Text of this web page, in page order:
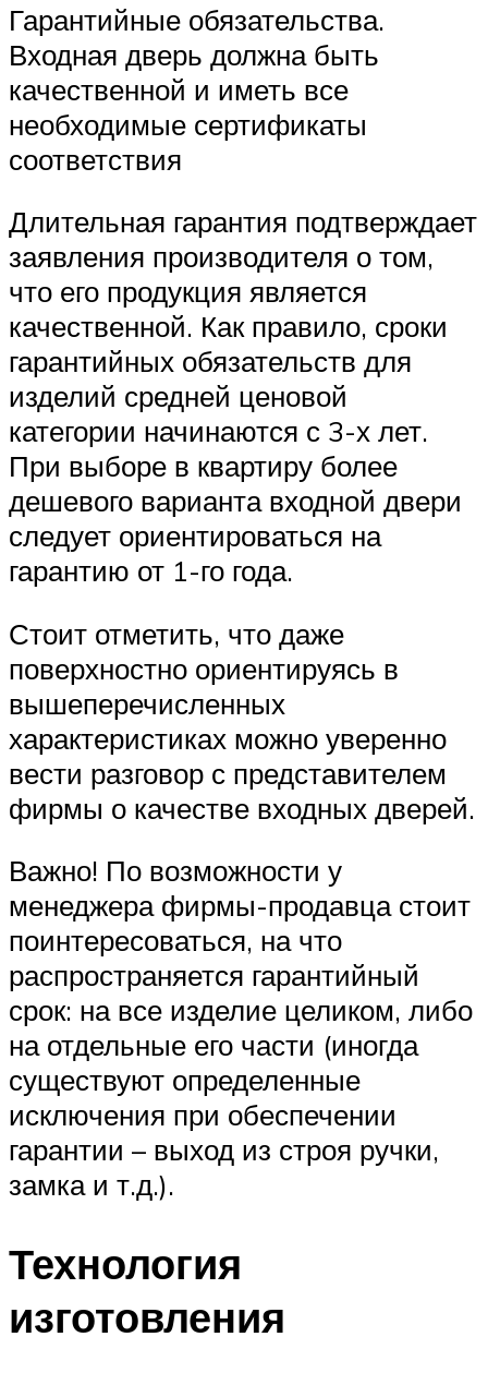
Гарантийные обязательства.
Входная дверь должна быть
качественной и иметь все
необходимые сертификаты
соответствия
Длительная гарантия подтверждает
заявления производителя о том,
что его продукция является
качественной. Как правило, сроки
гарантийных обязательств для
изделий средней ценовой
категории начинаются с 3-х лет.
При выборе в квартиру более
дешевого варианта входной двери
следует ориентироваться на
гарантию от 1-го года.
Стоит отметить, что даже
поверхностно ориентируясь в
вышеперечисленных
характеристиках можно уверенно
вести разговор с представителем
фирмы о качестве входных дверей.
Важно! По возможности у
менеджера фирмы-продавца стоит
поинтересоваться, на что
распространяется гарантийный
срок: на все изделие целиком, либо
на отдельные его части (иногда
существуют определенные
исключения при обеспечении
гарантии – выход из строя ручки,
замка и т.д.).
Технология
изготовления